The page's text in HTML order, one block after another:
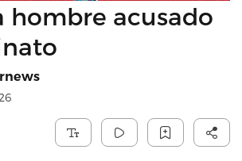
hombre acusado